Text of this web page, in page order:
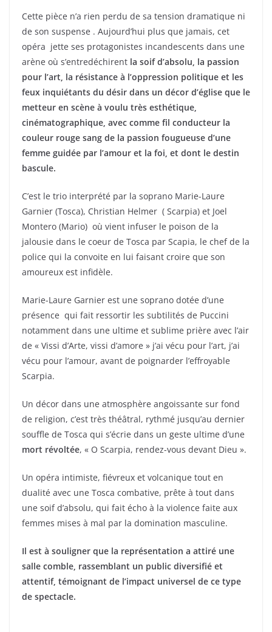
Cette pièce n’a rien perdu de sa tension dramatique ni
de son suspense . Aujourd’hui plus que jamais, cet
opéra jette ses protagonistes incandescents dans une
arène où s’entredéchirent la soif d’absolu, la passion
pour l’art, la résistance à l’oppression politique et les
feux inquiétants du désir dans un décor d’église que le
metteur en scène à voulu très esthétique,
cinématographique, avec comme fil conducteur la
couleur rouge sang de la passion fougueuse d’une
femme guidée par l’amour et la foi, et dont le destin
bascule.
C’est le trio interprété par la soprano Marie-Laure
Garnier (Tosca), Christian Helmer ( Scarpia) et Joel
Montero (Mario) où vient infuser le poison de la
jalousie dans le coeur de Tosca par Scapia, le chef de la
police qui la convoite en lui faisant croire que son
amoureux est infidèle.
Marie-Laure Garnier est une soprano dotée d’une
présence qui fait ressortir les subtilités de Puccini
notamment dans une ultime et sublime prière avec l’air
de « Vissi d’Arte, vissi d’amore » j’ai vécu pour l’art, j’ai
vécu pour l’amour, avant de poignarder l’effroyable
Scarpia.
Un décor dans une atmosphère angoissante sur fond
de religion, c’est très théâtral, rythmé jusqu’au dernier
souffle de Tosca qui s’écrie dans un geste ultime d’une
mort révoltée, « O Scarpia, rendez-vous devant Dieu ».
Un opéra intimiste, fiévreux et volcanique tout en
dualité avec une Tosca combative, prête à tout dans
une soif d’absolu, qui fait écho à la violence faite aux
femmes mises à mal par la domination masculine.
Il est à souligner que la représentation a attiré une
salle comble, rassemblant un public diversifié et
attentif, témoignant de l’impact universel de ce type
de spectacle.